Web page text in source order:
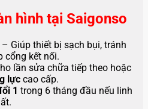
hình tại Saigonso
– Giúp thiết bị sạch bụi, tránh
cổng kết nối.
lần sửa chữa tiếp theo hoặc
lực cao cấp.
1 trong 6 tháng đầu nếu linh